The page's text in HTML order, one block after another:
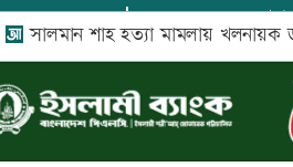
প্রোমিতা
সি-
শহীদ সৈয়দ নজরুল
সালমান শাহ হত্যা মামলায় খলনায়ক ডন